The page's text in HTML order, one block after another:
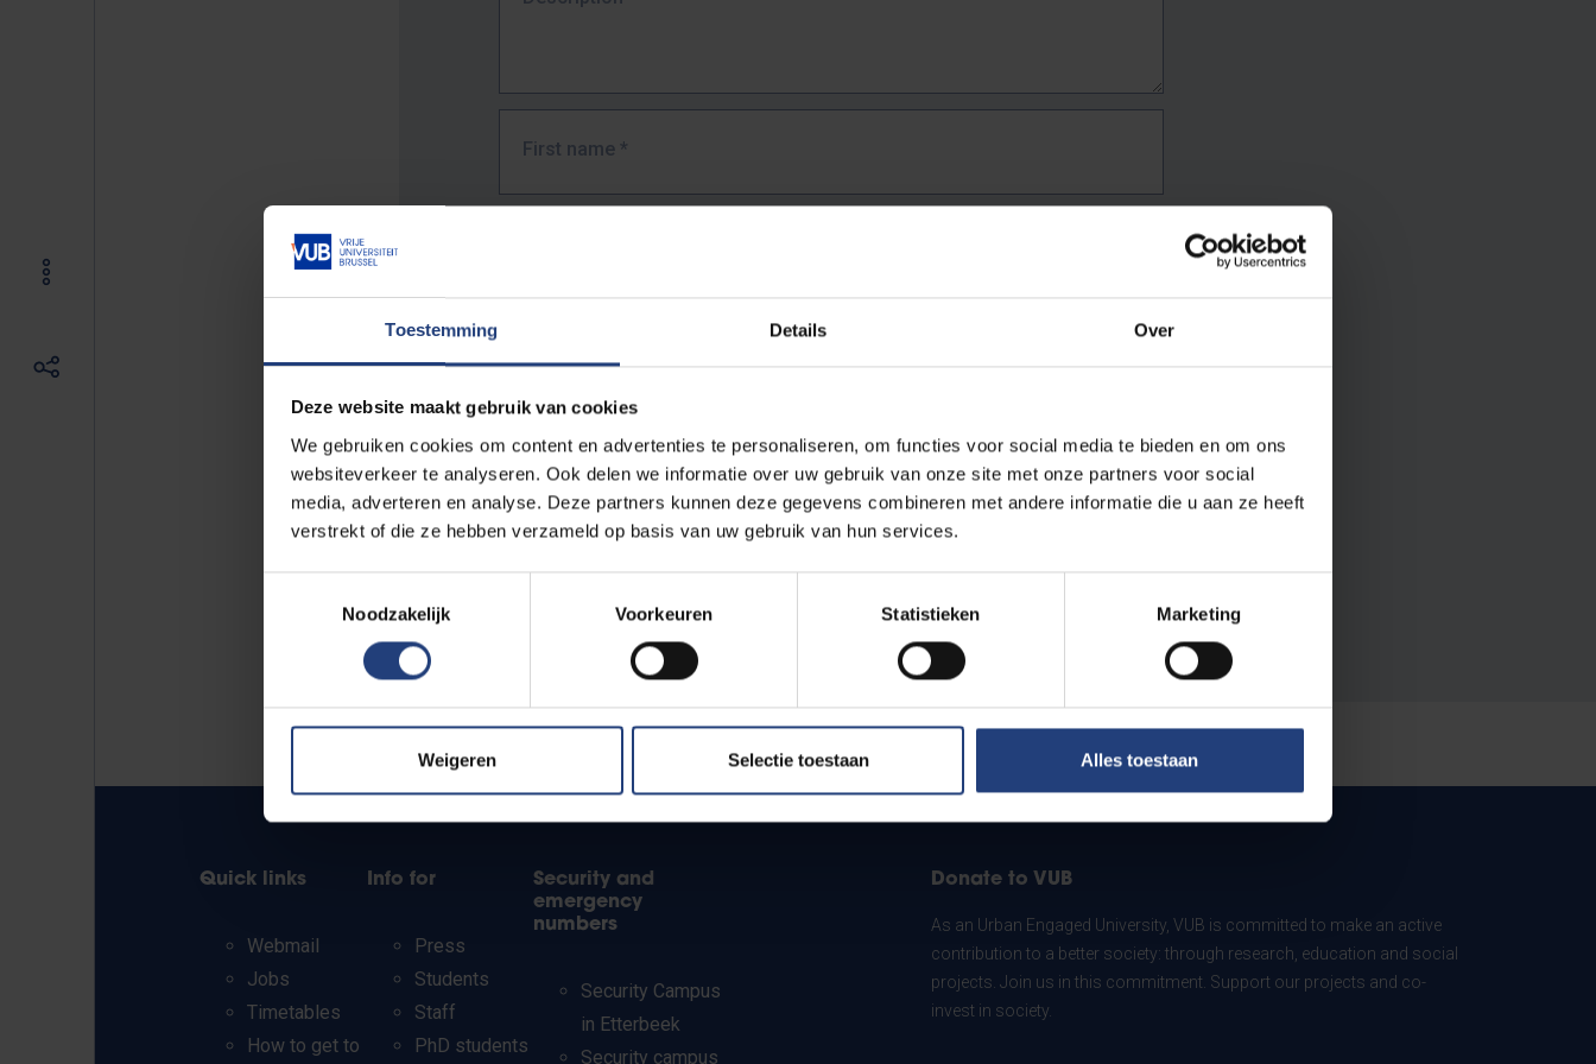
Toestemming Details Over
Deze website maakt gebruik van cookies
We gebruiken cookies om content en advertenties te personaliseren, om functies voor social media te bieden en om ons
websiteverkeer te analyseren. Ook delen we informatie over uw gebruik van onze site met onze partners voor social
media, adverteren en analyse. Deze partners kunnen deze gegevens combineren met andere informatie die u aan ze heeft
verstrekt of die ze hebben verzameld op basis van uw gebruik van hun services.
Noodzakelijk
Voorkeuren Statistieken Marketing
Weigeren Selectie toestaan Alles toestaan
First name *
The full URL of the page where you encountered the error.
E.g. https://www.vub.be/nl/studeren-aan-de-vub/alle-opleidingen
Quick links
Webmail
Jobs
Timetables
How to get to
Info for
Press
Students
Staff
PhD students
Security and
emergency
numbers
Security Campus
in Etterbeek
Security campus
Donate to VUB
As an Urban Engaged University, VUB is committed to make an active
contribution to a better society: through research, education and social
projects. Join us in this commitment. Support our projects and co-
invest in society.